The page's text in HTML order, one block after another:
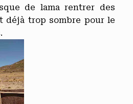
de lama rentrer des
déjà trop sombre pour le